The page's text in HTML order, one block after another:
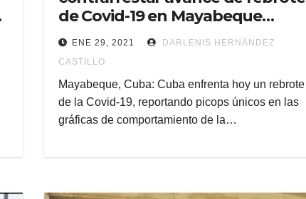
de Covid-19 en Mayabeque
(+Audio)
ENE 29, 2021
DARLENIS HERNÁNDEZ
CASTILLO
Mayabeque, Cuba: Cuba enfrenta hoy un rebrote
de la Covid-19, reportando picops únicos en las
gráficas de comportamiento de la…